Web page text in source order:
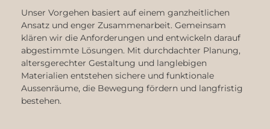
Unser Vorgehen basiert auf einem ganzheitlichen
Ansatz und enger Zusammenarbeit. Gemeinsam
klären wir die Anforderungen und entwickeln darauf
abgestimmte Lösungen. Mit durchdachter Planung,
altersgerechter Gestaltung und langlebigen
Materialien entstehen sichere und funktionale
Aussenräume, die Bewegung fördern und langfristig
bestehen.